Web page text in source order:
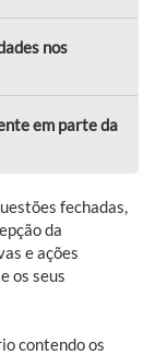
nos
em parte da
fechadas,
da
e ações
os seus
contendo os